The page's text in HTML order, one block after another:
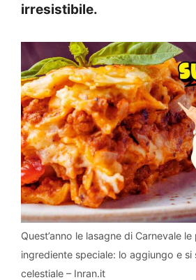
irresistibile.
Quest’anno le lasagne di Carnevale
ingrediente speciale: lo aggiungo e
celestiale – Inran.it